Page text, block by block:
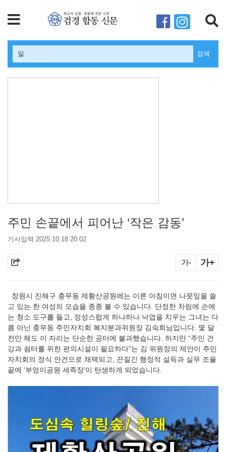
검색
주민 손끝에서 피어난 ‘작은 감동’
기사입력 2025.10.18 20:02
가- 가+
창원시 진해구 충무동 제황산공원에는 이른 아침이면 나뭇잎을 쓸
고 있는 한 여성의 모습을 종종 볼 수 있습니다. 단정한 차림에 손에
는 청소 도구를 들고, 정성스럽게 하나하나 낙엽을 치우는 그녀는 다
름 아닌 충무동 주민자치회 복지분과위원장 김숙희님입니다. 몇 달
전만 해도 이 자리는 단순한 공터에 불과했습니다. 하지만 “주민 건
강과 쉼터를 위한 편의시설이 필요하다”는 김 위원장의 제안이 주민
자치회의 정식 안건으로 채택되고, 끈질긴 행정적 설득과 실무 조율
끝에 ‘부엉이공원 세족장’이 탄생하게 되었습니다.